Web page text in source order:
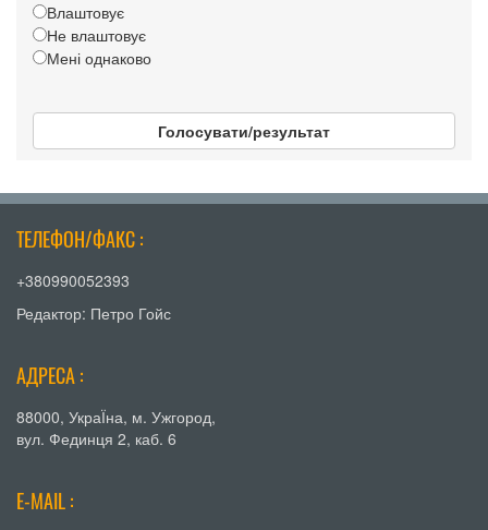
Влаштовує
Не влаштовує
Мені однаково
Голосувати/результат
ТЕЛЕФОН/ФАКС :
+380990052393
Редактор: Петро Гойс
АДРЕСА :
88000, УкраЇна, м. Ужгород,
вул. Фединця 2, каб. 6
E-MAIL :